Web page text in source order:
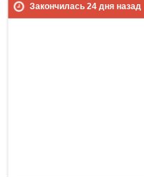
Закончилась 24дня назад